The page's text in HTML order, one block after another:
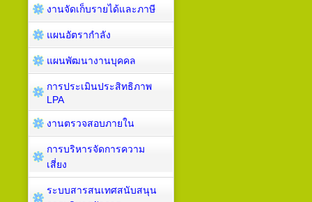
งานจัดเก็บรายได้และภาษี
แผนอัตรากำลัง
แผนพัฒนางานบุคคล
การประเมินประสิทธิภาพ
LPA
งานตรวจสอบภายใน
การบริหารจัดการความ
เสี่ยง
ระบบสารสนเทศสนับสนุน